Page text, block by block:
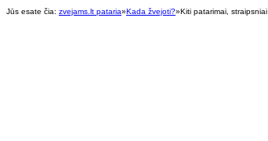
Jūs esate čia: zvejams.lt pataria»Kada žvejoti?»Kiti patarimai, straipsniai